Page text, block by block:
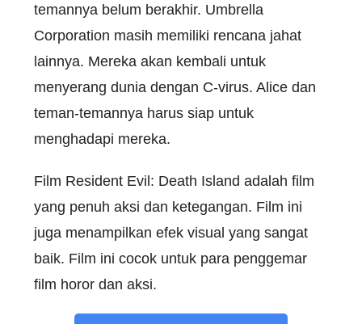
temannya belum berakhir. Umbrella
Corporation masih memiliki rencana jahat
lainnya. Mereka akan kembali untuk
menyerang dunia dengan C-virus. Alice dan
teman-temannya harus siap untuk
menghadapi mereka.
Film Resident Evil: Death Island adalah film
yang penuh aksi dan ketegangan. Film ini
juga menampilkan efek visual yang sangat
baik. Film ini cocok untuk para penggemar
film horor dan aksi.